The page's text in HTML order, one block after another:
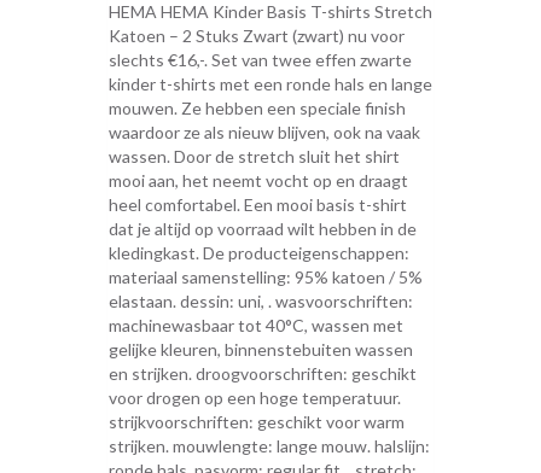
HEMA HEMA Kinder Basis T-shirts Stretch
Katoen – 2 Stuks Zwart (zwart) nu voor
slechts €16,-. Set van twee effen zwarte
kinder t-shirts met een ronde hals en lange
mouwen. Ze hebben een speciale finish
waardoor ze als nieuw blijven, ook na vaak
wassen. Door de stretch sluit het shirt
mooi aan, het neemt vocht op en draagt
heel comfortabel. Een mooi basis t-shirt
dat je altijd op voorraad wilt hebben in de
kledingkast. De producteigenschappen:
materiaal samenstelling: 95% katoen / 5%
elastaan. dessin: uni, . wasvoorschriften:
machinewasbaar tot 40°C, wassen met
gelijke kleuren, binnenstebuiten wassen
en strijken. droogvoorschriften: geschikt
voor drogen op een hoge temperatuur.
strijkvoorschriften: geschikt voor warm
strijken. mouwlengte: lange mouw. halslijn: